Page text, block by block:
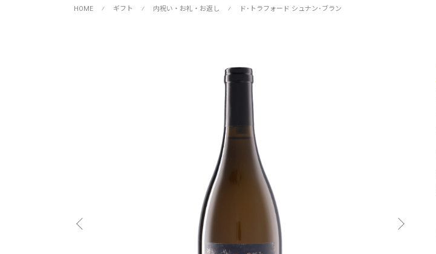
HOME
⁄ ギフト ⁄ 内祝い・お礼・お返し ⁄ ド･トラフォード シュナン･ブラン